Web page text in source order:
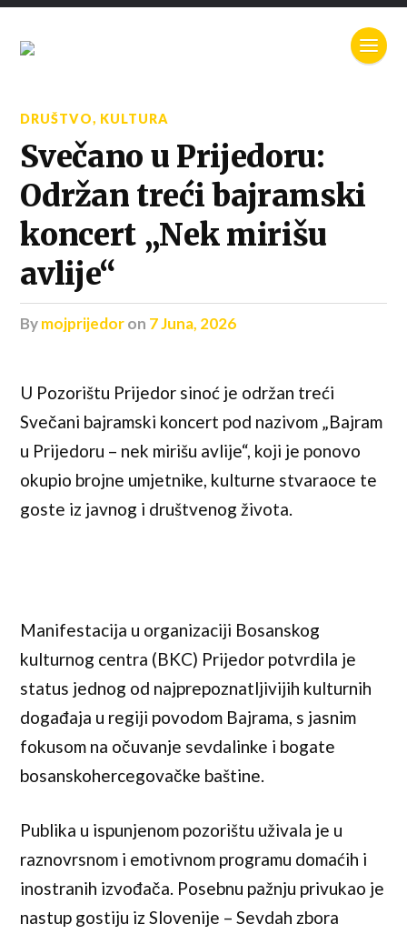
DRUŠTVO, KULTURA
Svečano u Prijedoru:
Održan treći bajramski
koncert „Nek mirišu
avlije“
bymojprijedoron 7 Juna, 2026
U Pozorištu Prijedor sinoć je održan treći
Svečani bajramski koncert pod nazivom „Bajram
u Prijedoru – nek mirišu avlije“, koji je ponovo
okupio brojne umjetnike, kulturne stvaraoce te
goste iz javnog i društvenog života.
Manifestacija u organizaciji Bosanskog
kulturnog centra (BKC) Prijedor potvrdila je
status jednog od najprepoznatljivijih kulturnih
događaja u regiji povodom Bajrama, s jasnim
fokusom na očuvanje sevdalinke i bogate
bosanskohercegovačke baštine.
Publika u ispunjenom pozorištu uživala je u
raznovrsnom i emotivnom programu domaćih i
inostranih izvođača. Posebnu pažnju privukao je
nastup gostiju iz Slovenije – Sevdah zbora